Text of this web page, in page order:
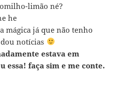
limão né?
he
mágica já que não tenho
notícias
estava em
essa! faça sim e me conte.